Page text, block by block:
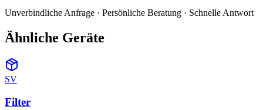
Unverbindliche Anfrage · Persönliche Beratung · Schnelle Antwort
Ähnliche Geräte
SV
Filter